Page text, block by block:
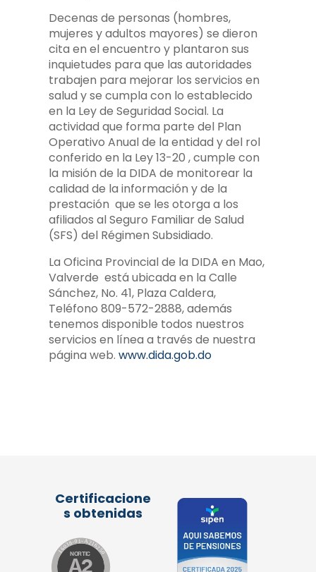
Decenas de personas (hombres,
mujeres y adultos mayores) se dieron
cita en el encuentro y plantaron sus
inquietudes para que las autoridades
trabajen para mejorar los servicios en
salud y se cumpla con lo establecido
en la Ley de Seguridad Social. La
actividad que forma parte del Plan
Operativo Anual de la entidad y del rol
conferido en la Ley 13-20 , cumple con
la misión de la DIDA de monitorear la
calidad de la información y de la
prestación que se les otorga a los
afiliados al Seguro Familiar de Salud
(SFS) del Régimen Subsidiado.
La Oficina Provincial de la DIDA en Mao,
Valverde está ubicada en la Calle
Sánchez, No. 41, Plaza Caldera,
Teléfono 809-572-2888, además
tenemos disponible todos nuestros
servicios en línea a través de nuestra
página web. www.dida.gob.do
Certificacione
s obtenidas